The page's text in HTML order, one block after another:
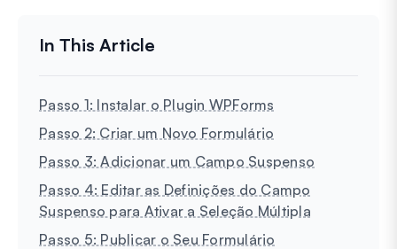
Passo 1: Instalar o Plugin WPForms
Passo 2: Criar um Novo Formulário
Passo 3: Adicionar um Campo Suspenso
Passo 4: Editar as Definições do Campo
Suspenso para Ativar a Seleção Múltipla
Passo 5: Publicar o Seu Formulário